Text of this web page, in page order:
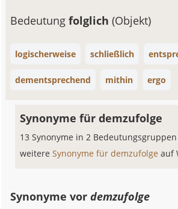
Bedeutungfolglich(Objekt)
logischerweise schließlich
dementsprechend mithin ergo
Synonyme für demzufolge
13 Synonyme in 2 Bedeutungsgruppen
weitereSynonyme für demzufolgeauf
Synonyme vordemzufolge